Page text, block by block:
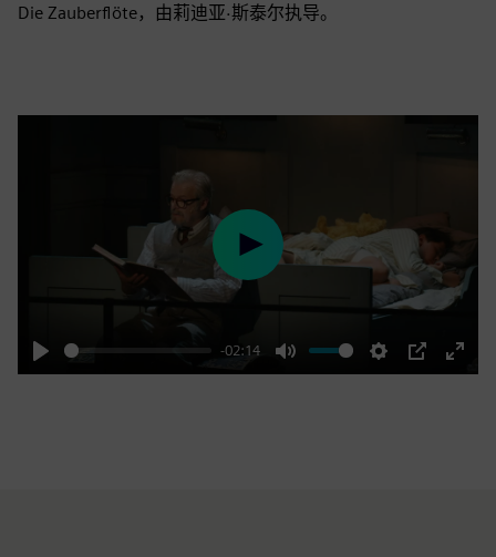
Die Zauberflöte，由莉迪亚·斯泰尔执导。
Play
-02:14
Mute Settings
PIP
Enter
Play